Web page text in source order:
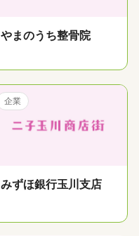
やまのうち整骨院
企業
みずほ銀行玉川支店